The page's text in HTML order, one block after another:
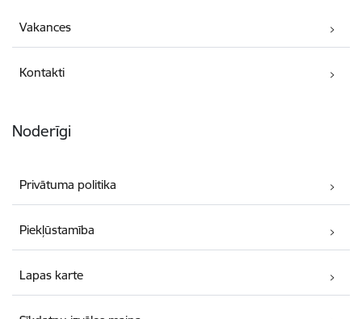
Vakances
Kontakti
Noderīgi
Privātuma politika
Piekļūstamība
Lapas karte